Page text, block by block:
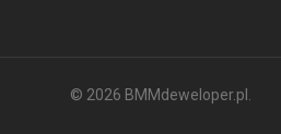
© 2026 BMMdeweloper.pl.